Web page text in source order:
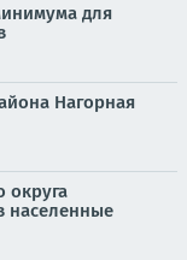
для
Нагорная
округа
населенные